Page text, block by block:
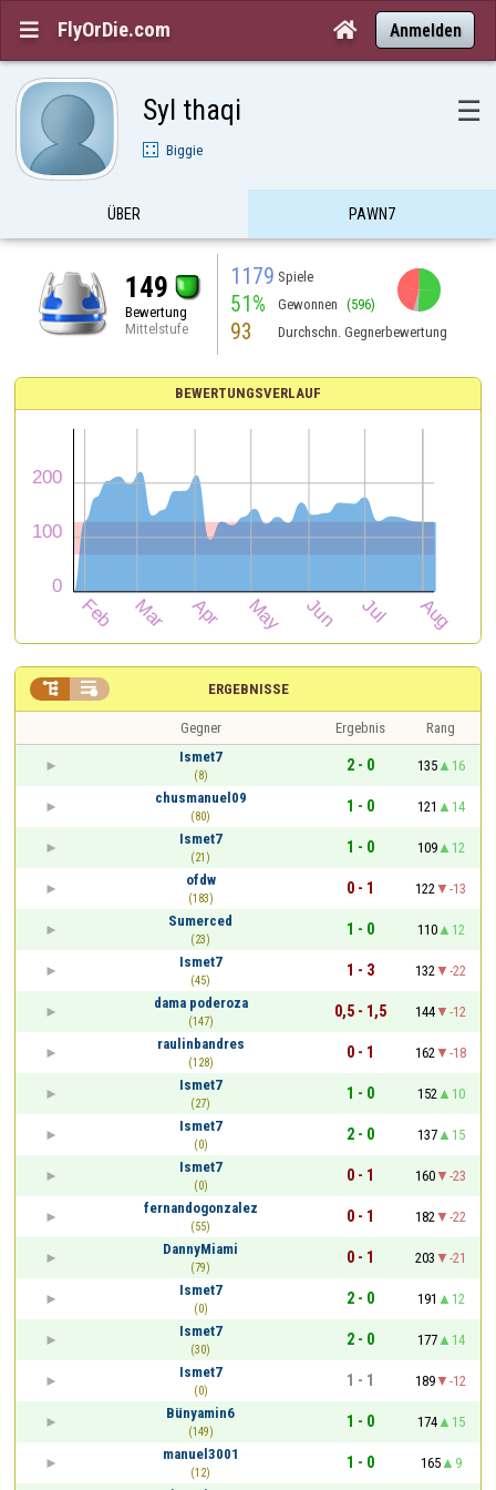
 FlyOrDie.com  Anmelden
Syl thaqi ☰
Biggie
ÜBER PAWN7
149
Bewertung
Mittelstufe
1179 Spiele
51% Gewonnen (596)
93 Durchschn. Gegnerbewertung
BEWERTUNGSVERLAUF
ERGEBNISSE
 
Gegner Ergebnis
Rang
Ismet7
(8)
2 - 0 135
16
chusmanuel09
(80)
1 - 0 121
14
Ismet7
(21)
1 - 0 109
12
ofdw
(183)
0 - 1 122
-13
Sumerced
(23)
1 - 0 110
12
Ismet7
(45)
1 - 3 132
-22
dama poderoza
(147)
0,5 - 1,5 144
-12
raulinbandres
(128)
0 - 1 162
-18
Ismet7
(27)
1 - 0 152
10
Ismet7
(0)
2 - 0 137
15
Ismet7
(0)
0 - 1 160
-23
fernandogonzalez
(55)
0 - 1 182
-22
DannyMiami
(79)
0 - 1 203
-21
Ismet7
(0)
2 - 0 191
12
Ismet7
(30)
2 - 0 177
14
Ismet7
(0)
1 - 1 189
-12
Bünyamin6
(149)
1 - 0 174
15
manuel3001
(12)
1 - 0 165
9